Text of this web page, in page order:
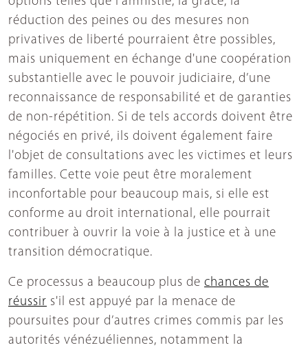
réduction des peines ou des mesures non
privatives de liberté pourraient être possibles,
mais uniquement en échange d'une coopération
substantielle avec le pouvoir judiciaire, d’une
reconnaissance de responsabilité et de garanties
de non-répétition. Si de tels accords doivent être
négociés en privé, ils doivent également faire
l'objet de consultations avec les victimes et leurs
familles. Cette voie peut être moralement
inconfortable pour beaucoup mais, si elle est
conforme au droit international, elle pourrait
contribuer à ouvrir la voie à la justice et à une
transition démocratique.
Ce processus a beaucoup plus de chances de
réussir s'il est appuyé par la menace de
poursuites pour d’autres crimes commis par les
autorités vénézuéliennes, notamment la